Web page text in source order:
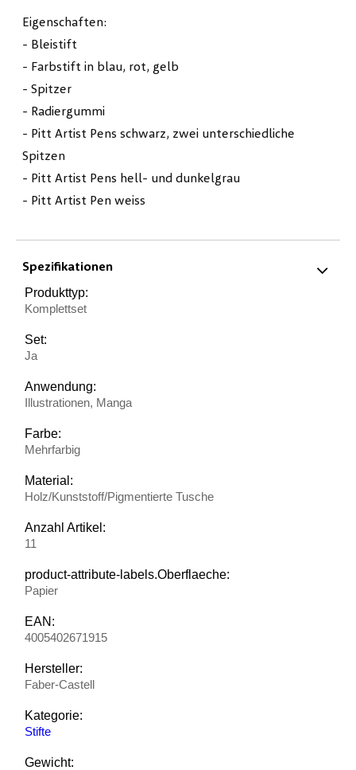
Eigenschaften:
- Bleistift
- Farbstift in blau, rot, gelb
- Spitzer
- Radiergummi
- Pitt Artist Pens schwarz, zwei unterschiedliche
Spitzen
- Pitt Artist Pens hell- und dunkelgrau
- Pitt Artist Pen weiss
Spezifikationen
Produkttyp:
Komplettset
Set:
Ja
Anwendung:
Illustrationen, Manga
Farbe:
Mehrfarbig
Material:
Holz/Kunststoff/Pigmentierte Tusche
Anzahl Artikel:
11
product-attribute-labels.Oberflaeche:
Papier
EAN:
4005402671915
Hersteller:
Faber-Castell
Kategorie:
Stifte
Gewicht: